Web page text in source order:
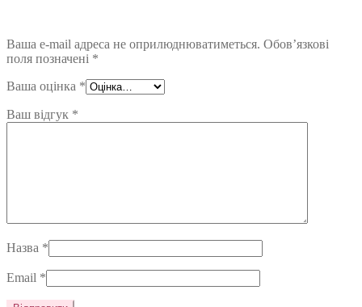
Ваша e-mail адреса не оприлюднюватиметься. Обов’язкові
поля позначені *
Ваша оцінка *
Ваш відгук *
Назва *
Email *